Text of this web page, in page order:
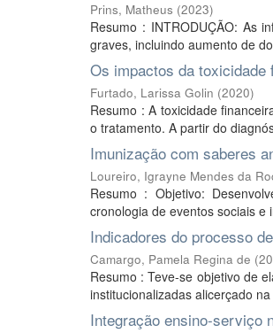
Prins, Matheus (2023)
Resumo : INTRODUÇÃO: As
graves, incluindo aumento de
Os impactos da
Furtado, Larissa Golin (2020)
Resumo : A toxicidade
o tratamento. A partir do
Imunização com saberes
Loureiro, Igrayne Mendes da
Resumo : Objetivo:
cronologia de eventos sociais
Indicadores do processo
Camargo, Pamela Regina de (
Resumo : Teve-se objetivo de
institucionalizadas alicerçado
Integração ensino-serviço